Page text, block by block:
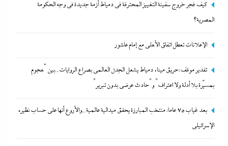
تقدير موقف:حريق ميناء دمياط يشعل الجدل العالمي بصراع
الروايات..بين “هجوم بمسيّرة بلا أدلة ولا اعتراف” و”حادث عرضي
كيف فجر خروج سفينة التغييز المحترقة في دمياط أزمة جديدة في وجه الحكومة
المصرية؟
الإعلانات تعطل اتفاق الأهلى مع إمام عاشور
تقدير موقف:حريق ميناء دمياط يشعل الجدل العالمي بصراع الروايات..بين “هجوم
بمسيّرة بلا أدلة ولا اعتراف” و”حادث عرضي بدون تبرير”
بعد غياب 75 عاما: منتخب المبارزة يحقق ميدالية عالمية..والأروع أنها على حساب نظيره
الإسرائيلي